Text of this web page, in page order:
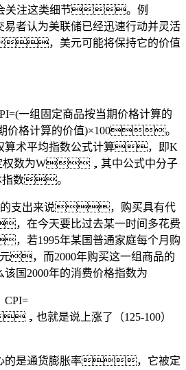
关注这类细节。例
者认为美联储已经迅速行动并灵活
，美元可能将保持它的价值
一组固定商品按当期价格计算的
价格计算的价值)×100。
算术平均指数公式计算，即K
数为W，其中公式中分子
指数。
的支出来说，购买具有代
在今天要比过去某一时间多花费
若1995年某国普通家庭每个月购
，而2000年购买这一组商品的
国2000年的消费价格指数为
CPI=
，也就是说上涨了（125-100）
的是通货膨胀率，它被定